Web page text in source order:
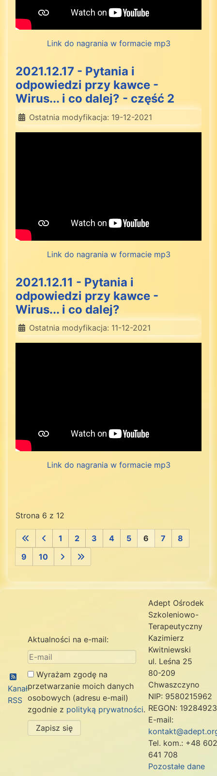
Link do nagrania w formacie mp3
2021.12.17 - Pytania i
odpowiedzi przy kawce -
Wirus... i co dalej? - część 2
Ostatnia modyfikacja: 19-12-2021
Link do nagrania w formacie mp3
2021.12.11 - Pytania i
odpowiedzi przy kawce -
Wirus... i co dalej?
Ostatnia modyfikacja: 11-12-2021
Link do nagrania w formacie mp3
Strona 6 z 12
1 2 3 4 5 6 7
8
9
10
Kanał
RSS
Aktualności na e-mail:
Wyrażam zgodę na
przetwarzanie moich danych
osobowych (adresu e-mail)
zgodnie z polityką prywatności.
Zapisz się
Adept Ośrodek
Szkoleniowo-
Terapeutyczny
Kazimierz
Kwitniewski
ul. Leśna 25
80-209
Chwaszczyno
NIP: 9580215962
REGON:
E-mail:
Tel. kom.: +48 602
641 708
Pozostałe dane